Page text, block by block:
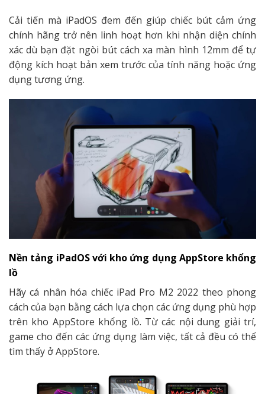
Cải tiến mà iPadOS đem đến giúp chiếc bút cảm ứng
chính hãng trở nên linh hoạt hơn khi nhận diện chính
xác dù bạn đặt ngòi bút cách xa màn hình 12mm để tự
động kích hoạt bản xem trước của tính năng hoặc ứng
dụng tương ứng.
Nền tảng iPadOS với kho ứng dụng AppStore khổng
lồ
Hãy cá nhân hóa chiếc iPad Pro M2 2022 theo phong
cách của bạn bằng cách lựa chọn các ứng dụng phù hợp
trên kho AppStore khổng lồ. Từ các nội dung giải trí,
game cho đến các ứng dụng làm việc, tất cả đều có thể
tìm thấy ở AppStore.